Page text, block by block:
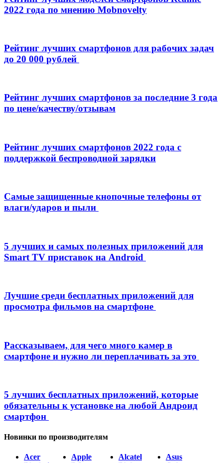
2022 года по мнению Mobnovelty
Рейтинг лучших смартфонов для рабочих задач
до 20 000 рублей
Рейтинг лучших смартфонов за последние 3 года
по цене/качеству/отзывам
Рейтинг лучших смартфонов 2022 года с
поддержкой беспроводной зарядки
Самые защищенные кнопочные телефоны от
влаги/ударов и пыли
5 лучших и самых полезных приложений для
Smart TV приставок на Android
Лучшие среди бесплатных приложений для
просмотра фильмов на смартфоне
Рассказываем, для чего много камер в
смартфоне и нужно ли переплачивать за это
5 лучших бесплатных приложений, которые
обязательны к установке на любой Андроид
смартфон
Новинки по производителям
Acer Apple Alcatel
Asus